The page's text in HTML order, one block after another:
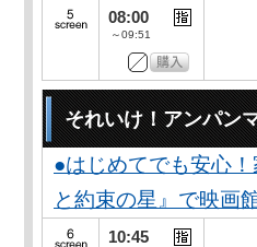
08:00
～09:51
それいけ！アンパン
●はじめてでも安心
と約束の星』で映画
10:45